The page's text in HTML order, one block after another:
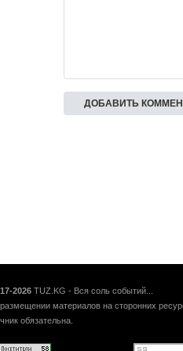
2026 TUZ.KG - Вся соль событий...
материалов на сторонних
обязательна.